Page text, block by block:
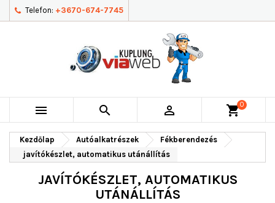
Telefon: +3670-674-7745
   shopping_cart0
Kezdőlap Autóalkatrészek
Fékberendezés
javítókészlet, automatikus utánállítás
JAVÍTÓKÉSZLET, AUTOMATIKUS
UTÁNÁLLÍTÁS